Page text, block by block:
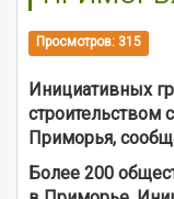
Просмотров: 315
Инициативных
строительством
Приморья,
Более 200